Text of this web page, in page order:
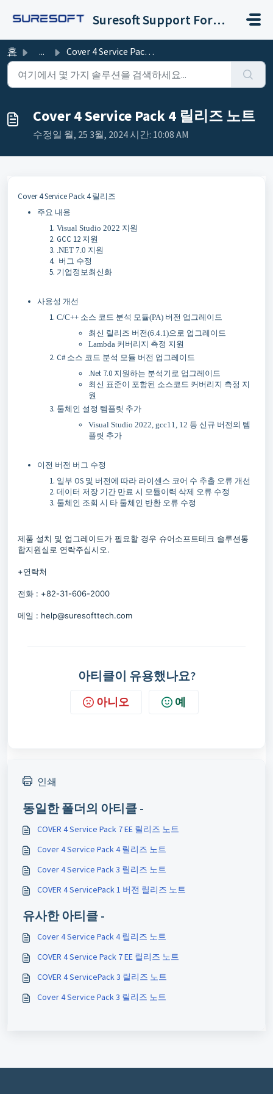
Suresoft Support Forum
홈 ... Cover 4 Service Pack 4 릴리즈 노트
Cover 4 Service Pack 4 릴리즈 노트
수정일 월, 25 3월, 2024 시간: 10:08 AM
Cover 4 Service Pack 4 릴리즈
주요 내용
Visual Studio 2022 지원
GCC 12 지원
.NET 7.0 지원
버그 수정
기업정보최신화
사용성 개선
C/C++ 소스 코드 분석 모듈(PA) 버전 업그레이드
최신 릴리즈 버전(6.4.1)으로 업그레이드
Lambda 커버리지 측정 지원
C# 소스 코드 분석 모듈 버전 업그레이드
.Net 7.0 지원하는 분석기로 업그레이드
최신 표준이 포함된 소스코드 커버리지 측정 지
원
툴체인 설정 템플릿 추가
Visual Studio 2022, gcc11, 12 등 신규 버전의 템
플릿 추가
이전 버전 버그 수정
일부 OS 및 버전에 따라 라이센스 코어 수 추출 오류 개선
데이터 저장 기간 만료 시 모듈이력 삭제 오류 수정
툴체인 조회 시 타 툴체인 반환 오류 수정
제품 설치 및 업그레이드가 필요할 경우 슈어소프트테크 솔루션통
합지원실로 연락주십시오.
+연락처
전화 : +82-31-606-2000
메일 : help@suresofttech.com
아티클이 유용했나요?
아니오 예
인쇄
동일한 폴더의 아티클 -
COVER 4 Service Pack 7 EE 릴리즈 노트
Cover 4 Service Pack 4 릴리즈 노트
Cover 4 Service Pack 3 릴리즈 노트
COVER 4 ServicePack 1 버전 릴리즈 노트
유사한 아티클 -
Cover 4 Service Pack 4 릴리즈 노트
COVER 4 Service Pack 7 EE 릴리즈 노트
COVER 4 ServicePack 3 릴리즈 노트
Cover 4 Service Pack 3 릴리즈 노트